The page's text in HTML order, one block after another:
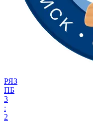
РЯЗ
ПБ
3
:
2